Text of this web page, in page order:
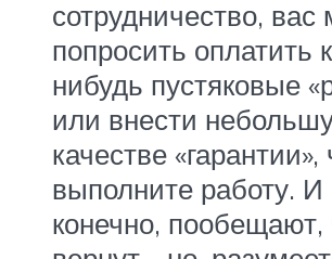
сотрудничество, вас
попросить оплатить
нибудь пустяковые
или внести
качестве
выполните работу. И
конечно, пообещают,